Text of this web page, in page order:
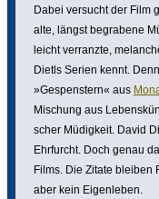
Dabei versucht der Film
alte, längst begrabene
leicht verranzte,
Dietls Serien kennt.
»Gespens­tern« aus
Mischung aus
scher Müdigkeit. David
Ehrfurcht. Doch genau
Films. Die Zitate bleiben
aber kein Eigen­leben.